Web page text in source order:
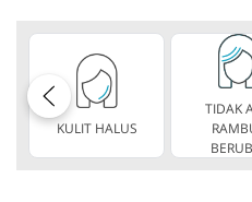
KULIT HALUS
TIDAK